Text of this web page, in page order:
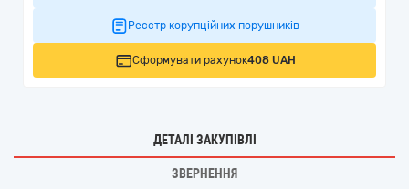
Реєстр корупційних порушників
Сформувати рахунок408 UAH
ДЕТАЛІ ЗАКУПІВЛІ
ЗВЕРНЕННЯ